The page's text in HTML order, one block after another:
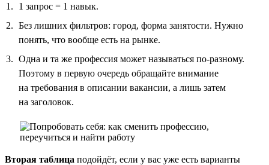
1 запрос = 1 навык.
Без лишних фильтров: город, форма занятости. Нужно
понять, что вообще есть на рынке.
Одна и та же профессия может называться по-разному.
Поэтому в первую очередь обращайте внимание
на требования в описании вакансии, а лишь затем
на заголовок.
Вторая таблица подойдёт, если у вас уже есть варианты